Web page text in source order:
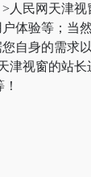
人民网天津
体验等；当
自身的需求
津视窗的站